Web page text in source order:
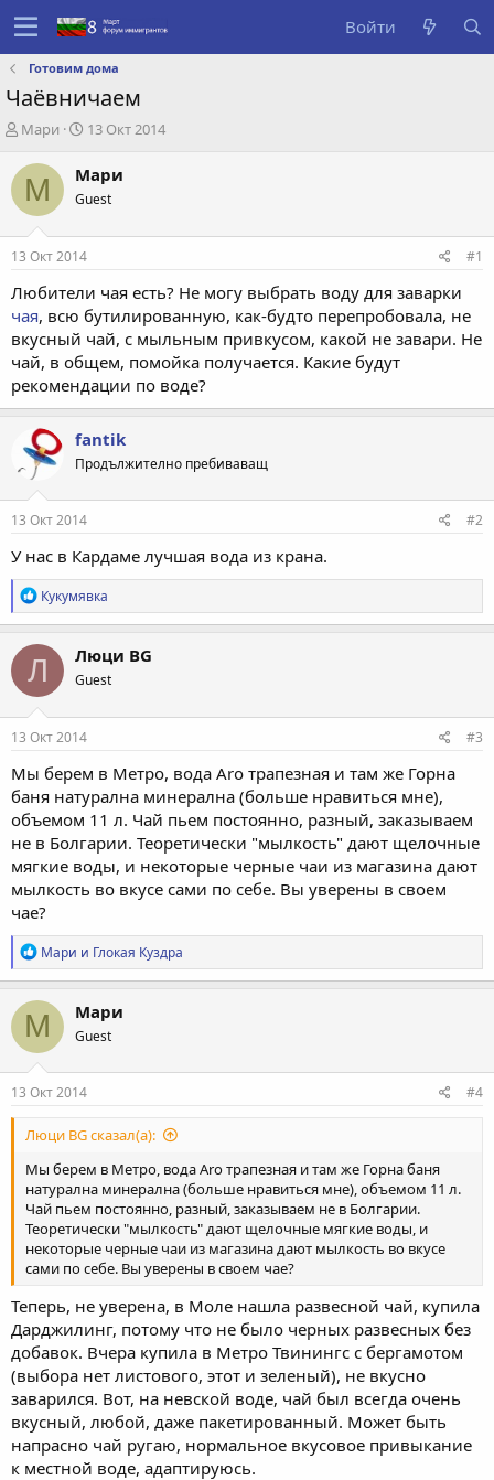
Войти
Готовим дома
Чаёвничаем
А
т
р
е
м
ы
Мари
Д
т
а
с
а
н
и
я
13 Окт 2014
М Мари
Guest
13 Окт 2014 #1
Любители чая есть? Не могу выбрать воду для заварки
чая, всю бутилированную, как-будто перепробовала, не
вкусный чай, с мыльным привкусом, какой не завари. Не
чай, в общем, помойка получается. Какие будут
рекомендации по воде?
fantik
Продължително пребиваващ
13 Окт 2014 #2
У нас в Кардаме лучшая вода из крана.
Р
е
а
к
ц
и
и
:
Кукумявка
Л Люци BG
Guest
13 Окт 2014 #3
Мы берем в Метро, вода Aro трапезная и там же Горна
баня натурална минерална (больше нравиться мне),
объемом 11 л. Чай пьем постоянно, разный, заказываем
не в Болгарии. Теоретически "мылкость" дают щелочные
мягкие воды, и некоторые черные чаи из магазина дают
мылкость во вкусе сами по себе. Вы уверены в своем
чае?
Р
е
а
к
ц
и
и
:
Мари и Глокая Куздра
М Мари
Guest
13 Окт 2014 #4
Люци BG сказал(а):
Мы берем в Метро, вода Aro трапезная и там же Горна баня
натурална минерална (больше нравиться мне), объемом 11 л.
Чай пьем постоянно, разный, заказываем не в Болгарии.
Теоретически "мылкость" дают щелочные мягкие воды, и
некоторые черные чаи из магазина дают мылкость во вкусе
сами по себе. Вы уверены в своем чае?
Теперь, не уверена, в Моле нашла развесной чай, купила
Дарджилинг, потому что не было черных развесных без
добавок. Вчера купила в Метро Твинингс с бергамотом
(выбора нет листового, этот и зеленый), не вкусно
заварился. Вот, на невской воде, чай был всегда очень
вкусный, любой, даже пакетированный. Может быть
напрасно чай ругаю, нормальное вкусовое привыкание
к местной воде, адаптируюсь.